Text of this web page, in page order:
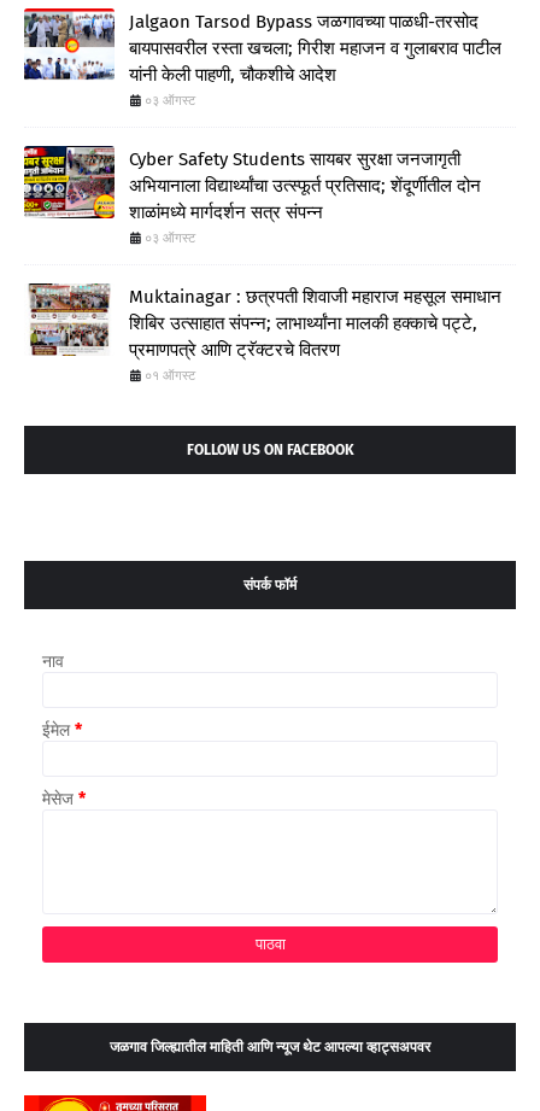
Jalgaon Tarsod Bypass जळगावच्या पाळधी-तरसोद
बायपासवरील रस्ता खचला; गिरीश महाजन व गुलाबराव पाटील
यांनी केली पाहणी, चौकशीचे आदेश
०३ ऑगस्ट
Cyber Safety Students सायबर सुरक्षा जनजागृती
अभियानाला विद्यार्थ्यांचा उत्स्फूर्त प्रतिसाद; शेंदूर्णीतील दोन
शाळांमध्ये मार्गदर्शन सत्र संपन्न
०३ ऑगस्ट
Muktainagar : छत्रपती शिवाजी महाराज महसूल समाधान
शिबिर उत्साहात संपन्न; लाभार्थ्यांना मालकी हक्काचे पट्टे,
प्रमाणपत्रे आणि ट्रॅक्टरचे वितरण
०१ ऑगस्ट
FOLLOW US ON FACEBOOK
संपर्क फॉर्म
नाव
ईमेल*
मेसेज *
जळगाव जिल्ह्यातील माहिती आणि न्यूज थेट आपल्या व्हाट्सअपवर